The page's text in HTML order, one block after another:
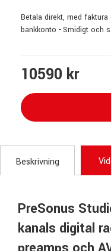
Betala direkt, med
bankkonto - Smidigt och
10590 kr
Beskrivning
PreSonus
kanals digital